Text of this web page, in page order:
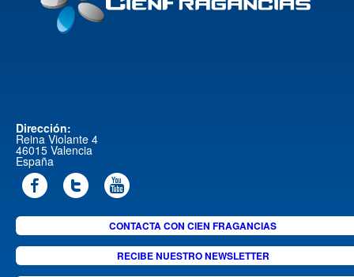
Dirección:
Reina Violante 4
46015 Valencia
España
CONTACTA CON CIEN FRAGANCIAS
RECIBE NUESTRO NEWSLETTER